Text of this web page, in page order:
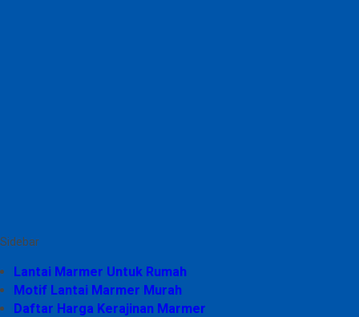
Sidebar
Lantai Marmer Untuk Rumah
Motif Lantai Marmer Murah
Daftar Harga Kerajinan Marmer